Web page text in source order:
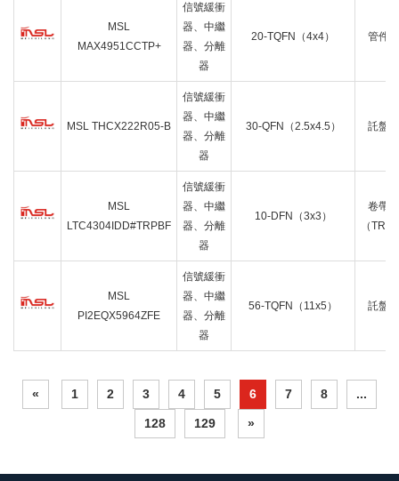
MSL
MAX4951CCTP+
信號緩衝
器、中繼
器、分離
器
20-TQFN（4x4） 管件
MSL THCX222R05-B
信號緩衝
器、中繼
器、分離
器
30-QFN（2.5x4.5） 託盤
MSL
LTC4304IDD#TRPBF
信號緩衝
器、中繼
器、分離
器
10-DFN（3x3）
卷帶
（TR）
MSL
PI2EQX5964ZFE
信號緩衝
器、中繼
器、分離
器
56-TQFN（11x5） 託盤
« 1 2 3 4 5 6 7 8 ...
128 129 »